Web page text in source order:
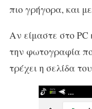
πιο γρήγορα, και
Αν είμαστε στο PC
την φωτογραφία
τρέχει η σελίδα